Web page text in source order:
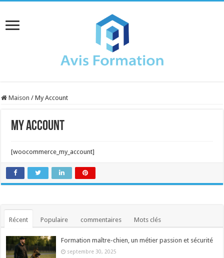
Maison / My Account
My Account
[woocommerce_my_account]
Récent Populaire commentaires Mots clés
Formation maître-chien, un métier passion et sécurité
septembre 30, 2025